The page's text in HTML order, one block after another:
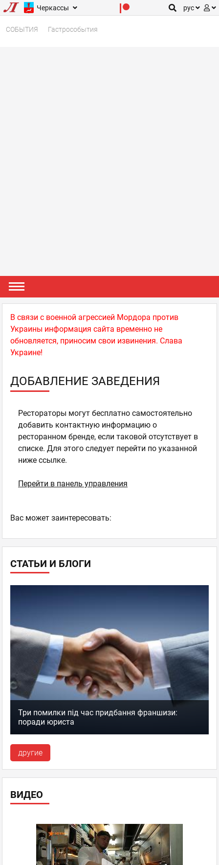
Черкассы рус
СОБЫТИЯ Гастрособытия
СТАТЬИ И БЛОГИ
Три помилки під час придбання франшизи:
поради юриста
другие
ВИДЕО
В связи с военной агрессией Мордора против
Украины информация сайта временно не
обновляется, приносим свои извинения. Слава
Украине!
ДОБАВЛЕНИЕ ЗАВЕДЕНИЯ
Рестораторы могут бесплатно самостоятельно
добавить контактную информацию о
ресторанном бренде, если таковой отсутствует в
списке. Для этого следует перейти по указанной
ниже ссылке.
Перейти в панель управления
Ваc может заинтересовать: